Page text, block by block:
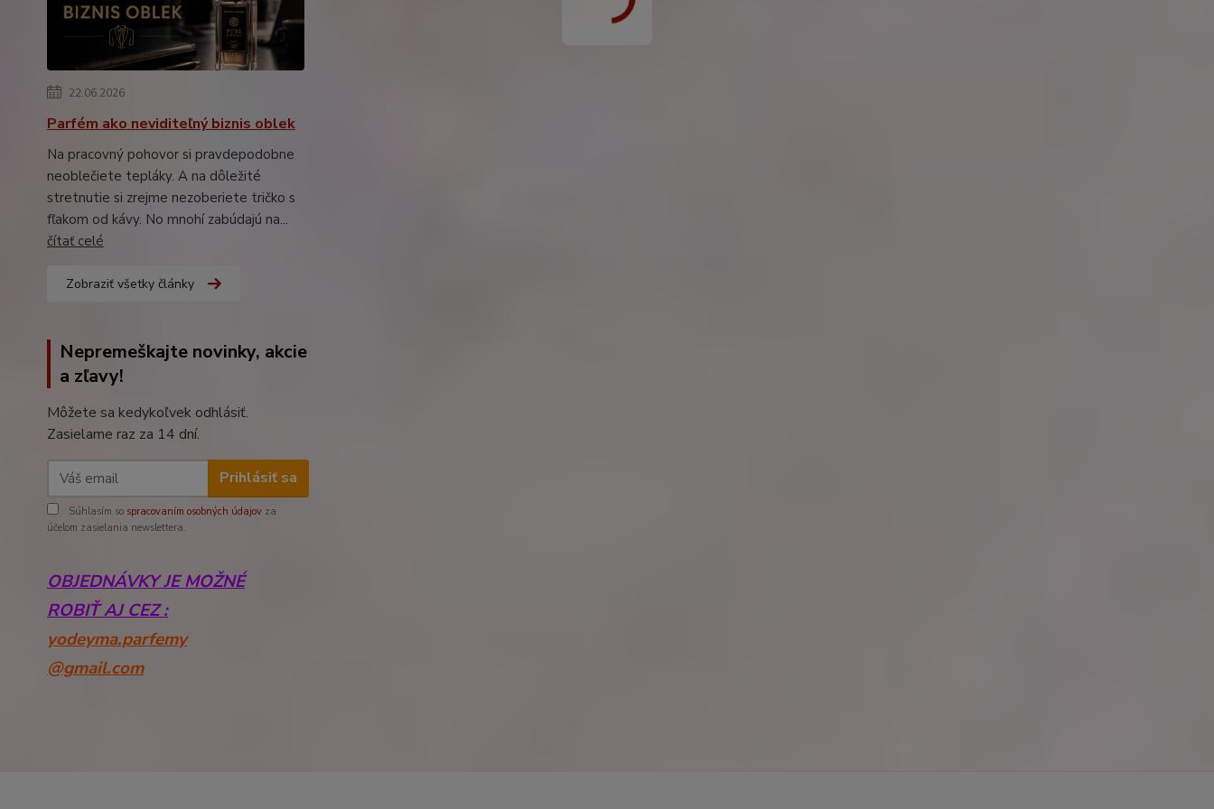
22.06.2026
Parfém ako neviditeľný biznis oblek
Na pracovný pohovor si pravdepodobne
neoblečiete tepláky. A na dôležité
stretnutie si zrejme nezoberiete tričko s
fľakom od kávy. No mnohí zabúdajú na...
čítať celé
Zobraziť všetky články
Nepremeškajte novinky, akcie
a zľavy!
Môžete sa kedykoľvek odhlásiť.
Zasielame raz za 14 dní.
Prihlásiť sa
Súhlasím so spracovaním osobných údajov za
účelom zasielania newslettera.
OBJEDNÁVKY JE MOŽNÉ
ROBIŤ AJ CEZ :
yodeyma.parfemy
@gmail.com